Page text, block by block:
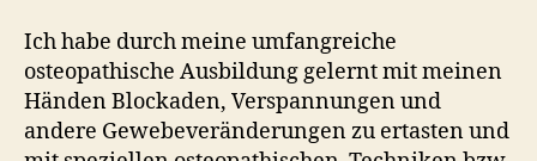
Ich habe durch meine umfangreiche
osteopathische Ausbildung gelernt mit meinen
Händen Blockaden, Verspannungen und
andere Gewebeveränderungen zu ertasten und